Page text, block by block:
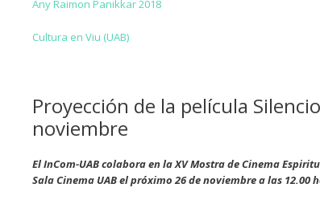
Any Raimon Panikkar 2018
Cultura en Viu (UAB)
Proyección de la película
noviembre
El InCom-UAB colabora en la XV Mostra de Cinema
Sala Cinema UAB el próximo 26 de noviembre a las 12.00